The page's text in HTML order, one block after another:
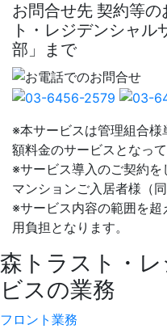
お問合せ先 契約等の
ト・レジデンシャ
部」まで
※本サービスは管理組合
額料金のサービスとなって
※サービス導入のご契約
マンションご入居者様（
※サービス内容の範囲を
用負担となります。
森トラスト・
ビスの業務
フロント業務